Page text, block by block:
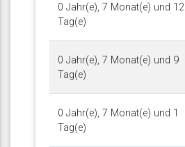
0 Jahr(e), 7 Monat(e) und 12
Tag(e)
0 Jahr(e), 7 Monat(e) und 9
Tag(e)
0 Jahr(e), 7 Monat(e) und 1
Tag(e)